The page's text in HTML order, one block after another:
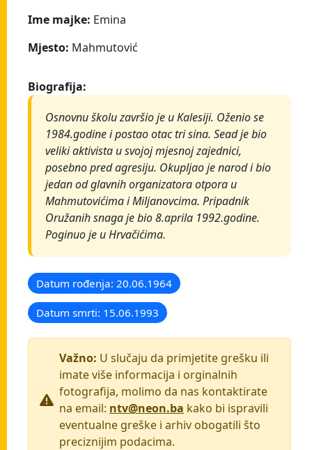
Ime majke: Emina
Mjesto: Mahmutović
Biografija:
Osnovnu školu završio je u Kalesiji. Oženio se
1984.godine i postao otac tri sina. Sead je bio
veliki aktivista u svojoj mjesnoj zajednici,
posebno pred agresiju. Okupljao je narod i bio
jedan od glavnih organizatora otpora u
Mahmutovićima i Miljanovcima. Pripadnik
Oružanih snaga je bio 8.aprila 1992.godine.
Poginuo je u Hrvačićima.
Datum rođenja: 20.06.1964
Datum smrti: 15.06.1993
Važno: U slučaju da primjetite grešku ili
imate više informacija i orginalnih
fotografija, molimo da nas kontaktirate
na email: ntv@neon.ba kako bi ispravili
eventualne greške i arhiv obogatili što
preciznijim podacima.